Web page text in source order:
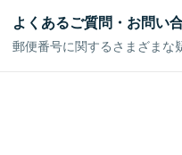
よくあるご質問・お問い
郵便番号に関するさまざまな